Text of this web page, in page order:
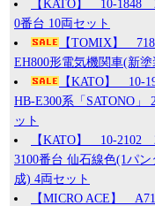
【KATO】 10-1848
0番台 10両セット
【TOMIX】
EH800形電気機関車(新塗
【KATO】 10-
HB-E300系「SATONO」
ット
【KATO】 10-2102
3100番台 仙石線色(1パン
成) 4両セット
【MICRO ACE】